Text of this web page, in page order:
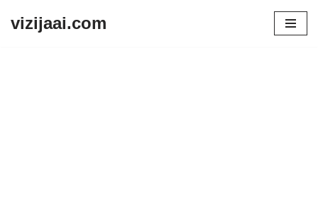
vizijaai.com